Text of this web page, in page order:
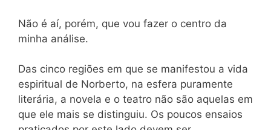
Não é aí, porém, que vou fazer o centro da
minha análise.
Das cinco regiões em que se manifestou a vida
espiritual de Norberto, na esfera puramente
literária, a novela e o teatro não são aquelas em
que ele mais se distinguiu. Os poucos ensaios